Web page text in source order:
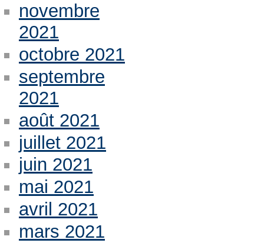
novembre
2021
octobre 2021
septembre
2021
août 2021
juillet 2021
juin 2021
mai 2021
avril 2021
mars 2021